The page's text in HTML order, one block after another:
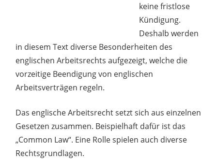
keine fristlose
Kündigung.
Deshalb werden
in diesem Text diverse Besonderheiten des
englischen Arbeitsrechts aufgezeigt, welche die
vorzeitige Beendigung von englischen
Arbeitsverträgen regeln.
Das englische Arbeitsrecht setzt sich aus einzelnen
Gesetzen zusammen. Beispielhaft dafür ist das
„Common Law“. Eine Rolle spielen auch diverse
Rechtsgrundlagen.